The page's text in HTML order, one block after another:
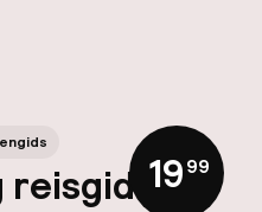
reisgids 19,99